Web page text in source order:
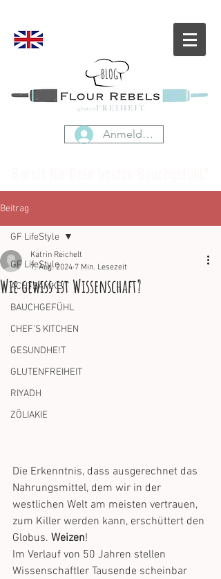
BLOG
Anmelden
Beitrag
GF LifeStyle
ACHTSAMKEIT
BAUCHGEFÜHL
CHEF'S KITCHEN
GESUNDHE!T
GLUTENFREIHEIT
RIYADH
ZÖLIAKIE
GF LifeStyle
Wie gewiss ist Wissenschaft?
Katrin Reichelt
7. Aug. 2024 7 Min. Lesezeit
Die Erkenntnis, dass ausgerechnet das
Nahrungsmittel, dem wir in der
westlichen Welt am meisten vertrauen,
zum Killer werden kann, erschüttert den
Globus. Weizen!
Im Verlauf von 50 Jahren stellen
Wissenschaftler Tausende scheinbar